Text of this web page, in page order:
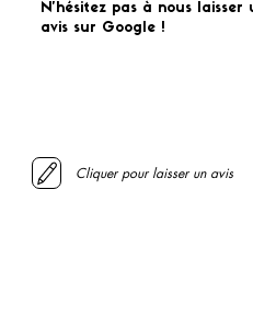
N'hésitez pas à nous laisser
avis sur Google !
Cliquer pour laisser un avis